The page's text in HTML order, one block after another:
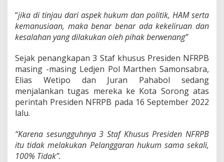
“jika di tinjau dari aspek hukum dan politik, HAM serta
kemanusiaan, maka benar benar ada kekeliruan dan
kesalahan yang dilakukan oleh pihak berwenang”
Sejak penangkapan 3 Staf khusus Presiden NFRPB
masing -masing Ledjen Pol Marthen Samonsabra,
Elias Wetipo dan Juran Pahabol sedang
menjalankan tugas mereka ke Kota Sorong atas
perintah Presiden NFRPB pada 16 September 2022
lalu.
“Karena sesungguhnya 3 Staf Khusus Presiden NFRPB
itu tidak melakukan Pelanggaran hukum sama sekali,
100% Tidak”.